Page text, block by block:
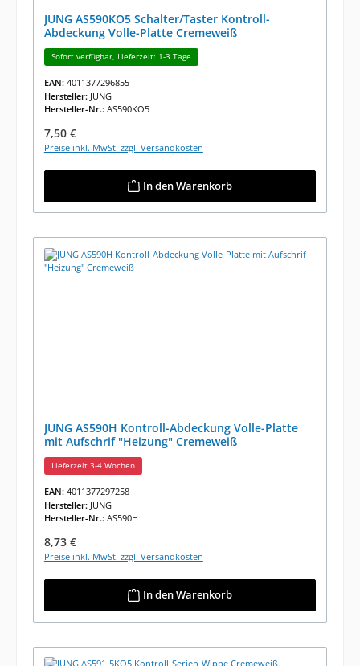
JUNG AS590KO5 Schalter/Taster Kontroll-
Abdeckung Volle-Platte Cremeweiß
Sofort verfügbar, Lieferzeit: 1-3 Tage
EAN: 4011377296855
Hersteller: JUNG
Hersteller-Nr.: AS590KO5
Regulärer Preis:
7,50 €
Preise inkl. MwSt. zzgl. Versandkosten
In den Warenkorb
JUNG AS590H Kontroll-Abdeckung Volle-Platte
mit Aufschrif "Heizung" Cremeweiß
Lieferzeit 3-4 Wochen
EAN: 4011377297258
Hersteller: JUNG
Hersteller-Nr.: AS590H
Regulärer Preis:
8,73 €
Preise inkl. MwSt. zzgl. Versandkosten
In den Warenkorb